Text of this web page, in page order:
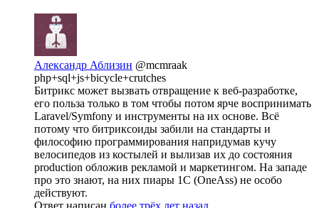
Александр Аблизин @mcmraak
php+sql+js+bicycle+crutches
Битрикс может вызвать отвращение к веб-разработке,
его польза только в том чтобы потом ярче воспринимать
Laravel/Symfony и инструменты на их основе. Всё
потому что битриксоиды забили на стандарты и
философию программирования напридумав кучу
велосипедов из костылей и вылизав их до состояния
production обложив рекламой и маркетингом. На западе
про это знают, на них пиары 1С (OneAss) не особо
действуют.